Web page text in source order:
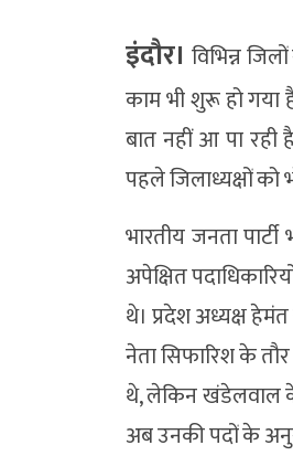
इंदौर। विभिन्न
काम भी शुरू हो गया
बात नहीं आ पा
पहले जिलाध्यक्षों को
भारतीय जनता
अपेक्षित
थे। प्रदेश अध्यक्ष
नेता सिफारिश के
थे, लेकिन खंडेलवाल
अब उनकी पदों के